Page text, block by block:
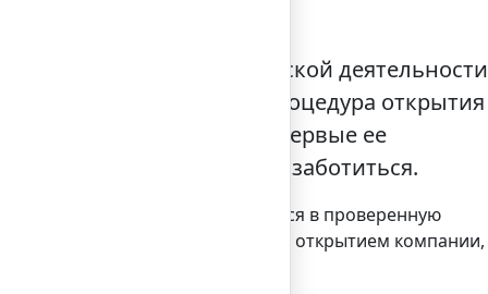
предпринимательской деятельности
И пусть внешне процедура открытия
неподготовленному, впервые ее
все учесть, обо всем позаботиться.
в том, чтобы обратиться в проверенную
комплекс услуг, связанных с открытием компании,